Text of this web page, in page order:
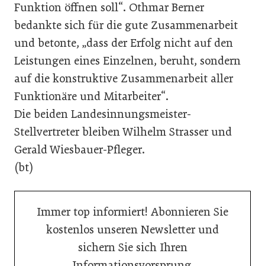
Funktion öffnen soll“. Othmar Berner
bedankte sich für die gute Zusammenarbeit
und betonte, „dass der Erfolg nicht auf den
Leistungen eines Einzelnen, beruht, sondern
auf die konstruktive Zusammenarbeit aller
Funktionäre und Mitarbeiter“.
Die beiden Landesinnungsmeister-
Stellvertreter bleiben Wilhelm Strasser und
Gerald Wiesbauer-Pfleger.
(bt)
Immer top informiert! Abonnieren Sie
kostenlos unseren Newsletter und
sichern Sie sich Ihren